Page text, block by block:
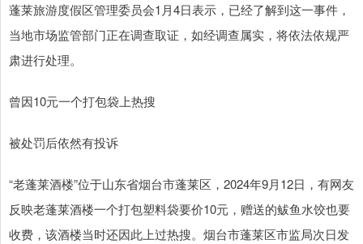
蓬莱旅游度假区管理委员会1月4日表示，已经了解到这一事件，
当地市场监管部门正在调查取证，如经调查属实，将依法依规严
肃进行处理。
曾因10元一个打包袋上热搜
被处罚后依然有投诉
“老蓬莱酒楼”位于山东省烟台市蓬莱区，2024年9月12日，有网友
反映老蓬莱酒楼一个打包塑料袋要价10元，赠送的鲅鱼水饺也要
收费，该酒楼当时还因此上过热搜。烟台市蓬莱区市监局次日发